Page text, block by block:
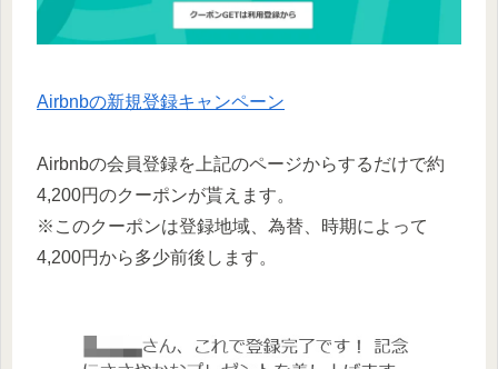
Airbnbの新規登録キャンペーン
Airbnbの会員登録を上記のページからするだけで約
4,200円のクーポンが貰えます。
※このクーポンは登録地域、為替、時期によって
4,200円から多少前後します。